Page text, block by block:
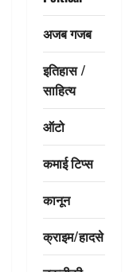
अजब गजब
इतिहास /
साहित्य
ऑटो
कमाई टिप्स
कानून
क्राइम/हादसे